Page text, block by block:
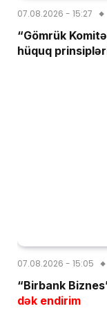
07.08.2026 - 15:27
“Gömrük
hüquq
07.08.2026 - 15:05
“Birbank
dək endirim